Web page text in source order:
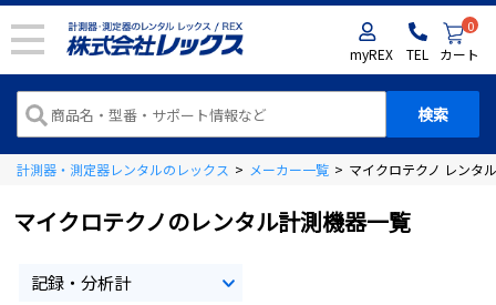
myREX TEL
0
カート
計測器・測定器レンタルのレックス > メーカー一覧 > マイクロテクノ レンタ
マイクロテクノのレンタル計測機器一覧
記録・分析計